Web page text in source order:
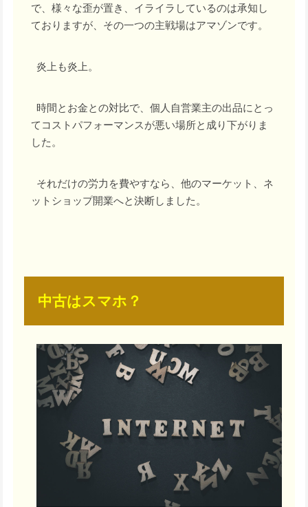
で、様々な歪が置き、イライラしているのは承知し
ておりますが、その一つの主戦場はアマゾンです。
炎上も炎上。
時間とお金との対比で、個人自営業主の出品にとっ
てコストパフォーマンスが悪い場所と成り下がりま
した。
それだけの労力を費やすなら、他のマーケット、ネ
ットショップ開業へと決断しました。
中古はスマホ？